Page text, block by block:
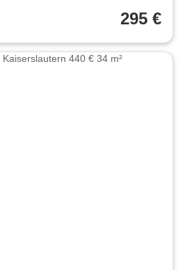
295 €